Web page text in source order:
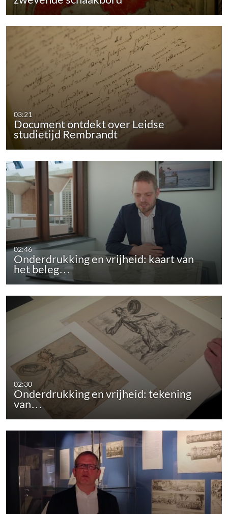
03:21
Document ontdekt over Leidse
studietijd Rembrandt
02:46
Onderdrukking en vrijheid: kaart van
het beleg…
02:30
Onderdrukking en vrijheid: tekening
van…